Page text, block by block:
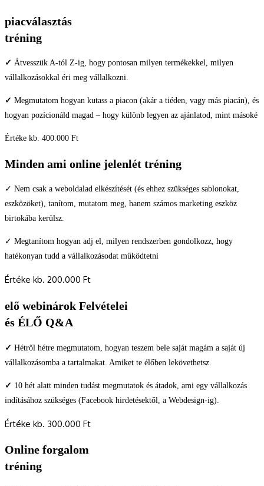
piacválasztás
tréning
✓ Átvesszük A-tól Z-ig, hogy pontosan milyen termékekkel, milyen
vállalkozásokkal éri meg vállalkozni.
✓ Megmutatom hogyan kutass a piacon (akár a tiéden, vagy más piacán), és
hogyan pozícionáld magad – hogy különb legyen az ajánlatod, mint másoké
Értéke kb. 400.000 Ft
Minden ami online jelenlét tréning
✓ Nem csak a weboldalad elkészítését (és ehhez szükséges sablonokat,
eszközöket), tanítom, mutatom meg, hanem számos marketing eszköz
birtokába kerülsz.
✓ Megtanítom hogyan adj el, milyen rendszerben gondolkozz, hogy
hatékonyan tudd a vállalkozásodat működtetni
Értéke kb. 200.000 Ft
elő webinárok Felvételei
és ÉLŐ Q&A
✓ Hétről hétre megmutatom, hogyan teszem bele saját magám a saját új
vállalkozásomba a tartalmakat. Amiket te élőben lekövethetsz.
✓ 10 hét alatt minden tudást megmutatok és átadok, ami egy vállalkozás
indításához szükséges (Facebook hirdetésektől, a Webdesign-ig).
Értéke kb. 300.000 Ft
Online forgalom
tréning